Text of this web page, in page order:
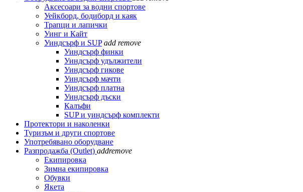
Аксесоари за водни спортове
Уейкборд, бодиборд и каяк
Трапци и лапички
Уинг и Кайт
Уиндсърф и SUP add remove
Уиндсърф финки
Уиндсърф удължители
Уиндсърф гикове
Уиндсърф мачти
Уиндсърф платна
Уиндсърф дъски
Калъфи
SUP и уиндсърф комплекти
Протектори и наколенки
Туризъм и други спортове
Употребявано оборудване
Разпродажба (Outlet) addremove
Екипировка
Зимна екипировка
Обувки
Якета